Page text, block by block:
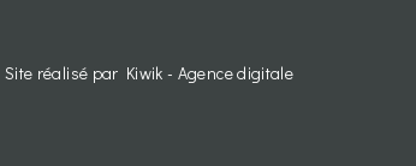
Site réalisé par Kiwik - Agence digitale